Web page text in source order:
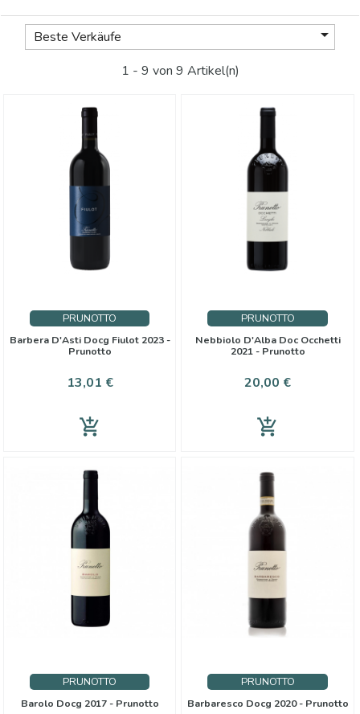
Beste Verkäufe 
1 - 9 von 9 Artikel(n)
PRUNOTTO
Barbera D'Asti Docg Fiulot 2023 -
Prunotto
Preis
13,01 €
add_shopping_cart
PRUNOTTO
Nebbiolo D'Alba Doc Occhetti
2021 - Prunotto
Preis
20,00 €
add_shopping_cart
PRUNOTTO
Barolo Docg 2017 - Prunotto
PRUNOTTO
Barbaresco Docg 2020 - Prunotto